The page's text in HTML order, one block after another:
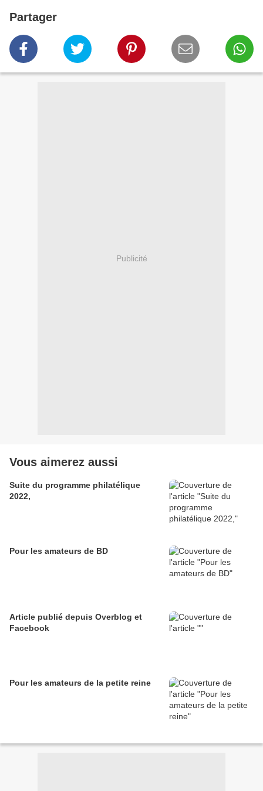
Partager
Publicité
Vous aimerez aussi
Suite du programme philatélique
2022,
Pour les amateurs de BD
Article publié depuis Overblog et
Facebook
Pour les amateurs de la petite reine